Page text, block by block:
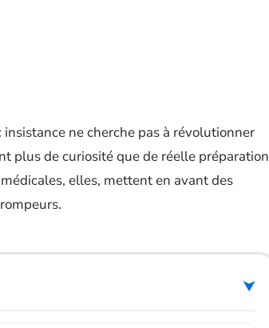
ne cherche pas à révolutionner
plus de curiosité que de réelle préparation
elles, mettent en avant des